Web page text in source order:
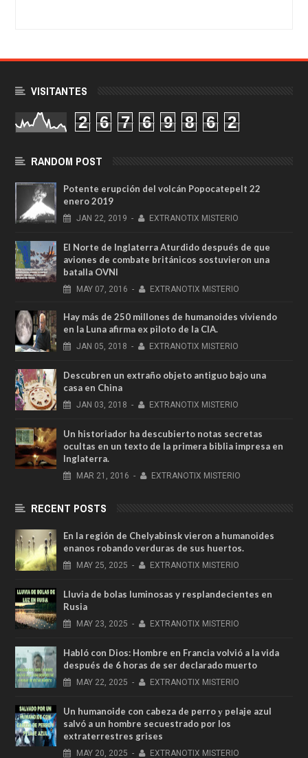
VISITANTES
2 6 7 6 9 8 6 2
RANDOM POST
Potente erupción del volcán Popocatepelt 22
enero 2019
JAN 22, 2019 - EXTRANOTIX MISTERIO
El Norte de Inglaterra Aturdido después de que
aviones de combate británicos sostuvieron una
batalla OVNI
MAY 07, 2016 - EXTRANOTIX MISTERIO
Hay más de 250 millones de humanoides viviendo
en la Luna afirma ex piloto de la CIA.
JAN 05, 2018 - EXTRANOTIX MISTERIO
Descubren un extraño objeto antiguo bajo una
casa en China
JAN 03, 2018 - EXTRANOTIX MISTERIO
Un historiador ha descubierto notas secretas
ocultas en un texto de la primera biblia impresa en
Inglaterra.
MAR 21, 2016 - EXTRANOTIX MISTERIO
RECENT POSTS
En la región de Chelyabinsk vieron a humanoides
enanos robando verduras de sus huertos.
MAY 25, 2025 - EXTRANOTIX MISTERIO
Lluvia de bolas luminosas y resplandecientes en
Rusia
MAY 23, 2025 - EXTRANOTIX MISTERIO
Habló con Dios: Hombre en Francia volvió a la vida
después de 6 horas de ser declarado muerto
MAY 22, 2025 - EXTRANOTIX MISTERIO
Un humanoide con cabeza de perro у pelaje azul
salvó a un hombre secuestrado por los
extraterrestres grises
MAY 20, 2025 - EXTRANOTIX MISTERIO